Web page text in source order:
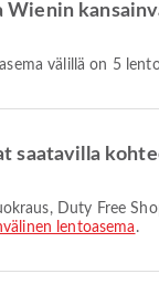
välillä on 5
lentoasema .